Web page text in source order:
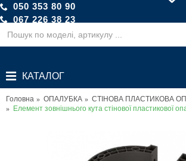
050 353 80 90
067 226 38 23
Зворотній дзвінок
КАТАЛОГ
Головна ОПАЛУБКА
СТІНОВА ПЛАСТИКОВА
Елемент зовнішнього кута стінової пластикової